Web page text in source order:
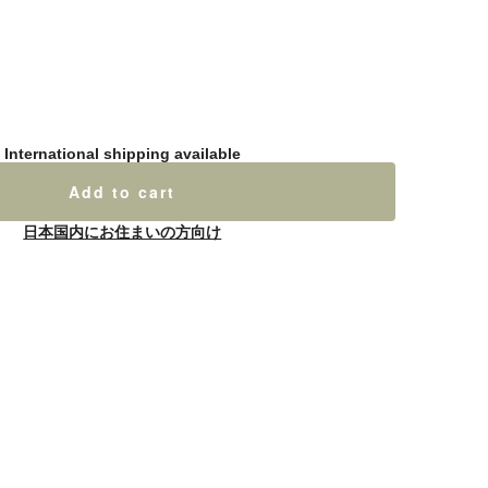
International shipping available
Add to cart
日本国内にお住まいの方向け